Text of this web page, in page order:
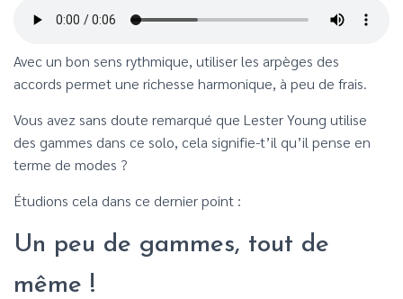
Avec un bon sens rythmique, utiliser les arpèges des
accords permet une richesse harmonique, à peu de frais.
Vous avez sans doute remarqué que Lester Young utilise
des gammes dans ce solo, cela signifie-t’il qu’il pense en
terme de modes ?
Étudions cela dans ce dernier point :
Un peu de gammes, tout de
même !